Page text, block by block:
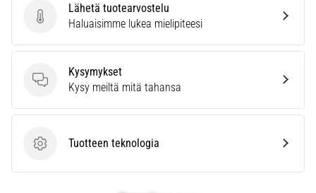
Lähetä tuotearvostelu
Lähetä tuotearvostelu
Haluaisimme lukea mielipiteesi
Kysymykset
Kysymykset
Kysy meiltä mitä tahansa
Tuotteen teknologia
Tuotteen teknologia